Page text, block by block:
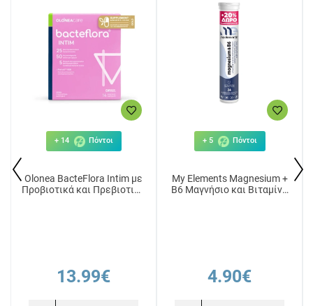
+ 14 Πόντοι
Olonea BacteFlora Intim με
Προβιοτικά και Πρεβιοτικά
13.99€
+ 5 Πόντοι
My Elements Magnesium +
B6 Μαγνήσιο και Βιταμίνη
4.90€